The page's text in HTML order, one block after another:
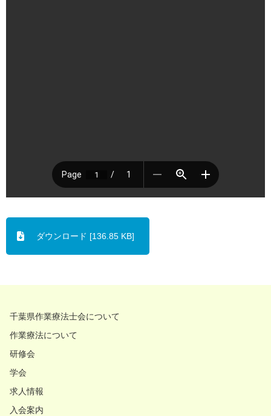
ダウンロード [136.85 KB]
千葉県作業療法士会について
作業療法について
研修会
学会
求人情報
入会案内